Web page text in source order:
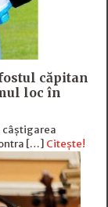
căpitan
loc în
câștigarea
[…] Citește!